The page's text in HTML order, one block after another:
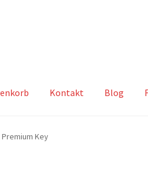
Kontakt Blog
Key